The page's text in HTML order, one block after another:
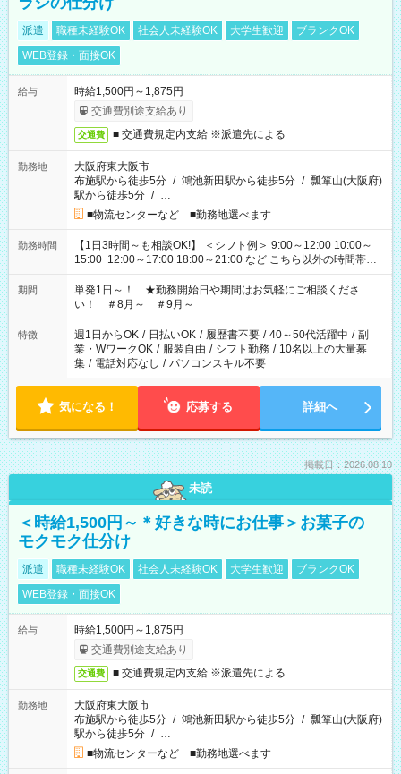
派遣 職種未経験OK 社会人未経験OK 大学生歓迎
ブランクOK
WEB登録・面接OK
給与
時給1,500円～1,875円
交通費別途支給あり
交通費 ■ 交通費規定内支給 ※派遣先による
勤務地
大阪府東大阪市
布施駅から徒歩5分 / 鴻池新田駅から徒歩5分 / 瓢箪山(大阪府)
駅から徒歩5分 / …
■物流センターなど ■勤務地選べます
勤務時間
【1日3時間～も相談OK!】 ＜シフト例＞ 9:00～12:00 10:00～
15:00 12:00～17:00 18:00～21:00 など こちら以外の時間帯も
お気軽にご相談ください！
期間
単発1日～！ ★勤務開始日や期間はお気軽にご相談くださ
い！ ＃8月～ ＃9月～
特徴 週1日からOK / 日払いOK / 履歴書不要 / 40～50代活躍中 / 副
業・WワークOK / 服装自由 / シフト勤務 / 10名以上の大量募
集 / 電話対応なし / パソコンスキル不要
気になる！ 応募する 詳細へ
掲載日：2026.08.10
未読
＜時給1,500円～＊好きな時にお仕事＞お菓子の
モクモク仕分け
派遣 職種未経験OK 社会人未経験OK 大学生歓迎
ブランクOK
WEB登録・面接OK
給与
時給1,500円～1,875円
交通費別途支給あり
交通費 ■ 交通費規定内支給 ※派遣先による
勤務地
大阪府東大阪市
布施駅から徒歩5分 / 鴻池新田駅から徒歩5分 / 瓢箪山(大阪府)
駅から徒歩5分 / …
■物流センターなど ■勤務地選べます